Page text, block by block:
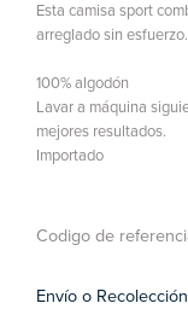
Esta camisa sport
arreglado sin esfuerzo.
100% algodón
Lavar a máquina
mejores resultados.
Importado
Codigo de
Envío o